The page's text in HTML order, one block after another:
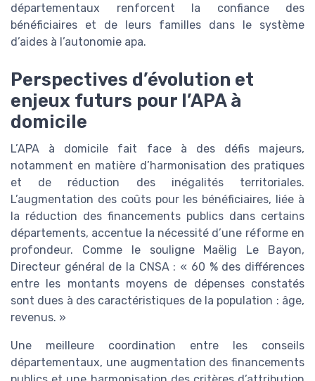
départementaux renforcent la confiance des
bénéficiaires et de leurs familles dans le système
d’aides à l’autonomie apa.
Perspectives d’évolution et
enjeux futurs pour l’APA à
domicile
L’APA à domicile fait face à des défis majeurs,
notamment en matière d’harmonisation des pratiques
et de réduction des inégalités territoriales.
L’augmentation des coûts pour les bénéficiaires, liée à
la réduction des financements publics dans certains
départements, accentue la nécessité d’une réforme en
profondeur. Comme le souligne Maëlig Le Bayon,
Directeur général de la CNSA : « 60 % des différences
entre les montants moyens de dépenses constatés
sont dues à des caractéristiques de la population : âge,
revenus. »
Une meilleure coordination entre les conseils
départementaux, une augmentation des financements